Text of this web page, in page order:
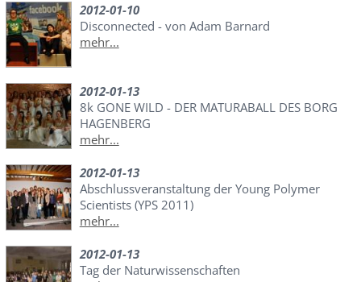
2012-01-10
Disconnected - von Adam Barnard
mehr...
2012-01-13
8k GONE WILD - DER MATURABALL DES BORG
HAGENBERG
mehr...
2012-01-13
Abschlussveranstaltung der Young Polymer
Scientists (YPS 2011)
mehr...
2012-01-13
Tag der Naturwissenschaften